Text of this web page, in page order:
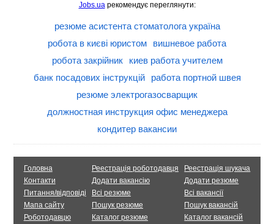
Jobs.uaрекомендує переглянути:
резюме асистента стоматолога україна
робота в києві юристом
вишневое работа
робота закрійник
киев работа учителем
банк посадових інструкцій
работа портной швея
резюме электрогазосварщик
должностная инструкция офис менеджера
кондитер вакансии
Головна
Контакти
Питання/відповіді
Мапа сайту
Роботодавцю
Реестрація роботодавця
Додати вакансію
Всі резюме
Пошук резюме
Каталог резюме
Реестрація шукача
Додати резюме
Всі вакансії
Пошук вакансій
Каталог вакансій